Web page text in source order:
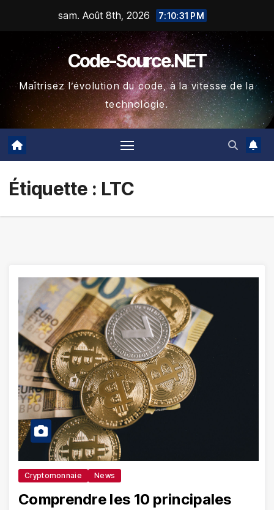
sam. Août 8th, 2026 7:10:31 PM
Code-Source.NET
Maîtrisez l’évolution du code, à la vitesse de la
technologie.
Étiquette : LTC
Cryptomonnaie News
Comprendre les 10 principales